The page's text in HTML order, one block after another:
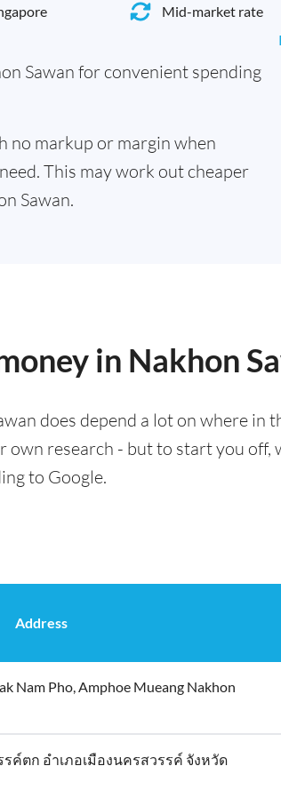
Mid-market rate
Sawan for convenient spending
no markup or margin when
This may work out cheaper
Sawan.
in Nakhon
does depend a lot on where in
own research - but to start you off,
to Google.
Address
Nam Pho, Amphoe Mueang Nakhon
ค์ตก อำเภอเมืองนครสวรรค์ จังหวัด